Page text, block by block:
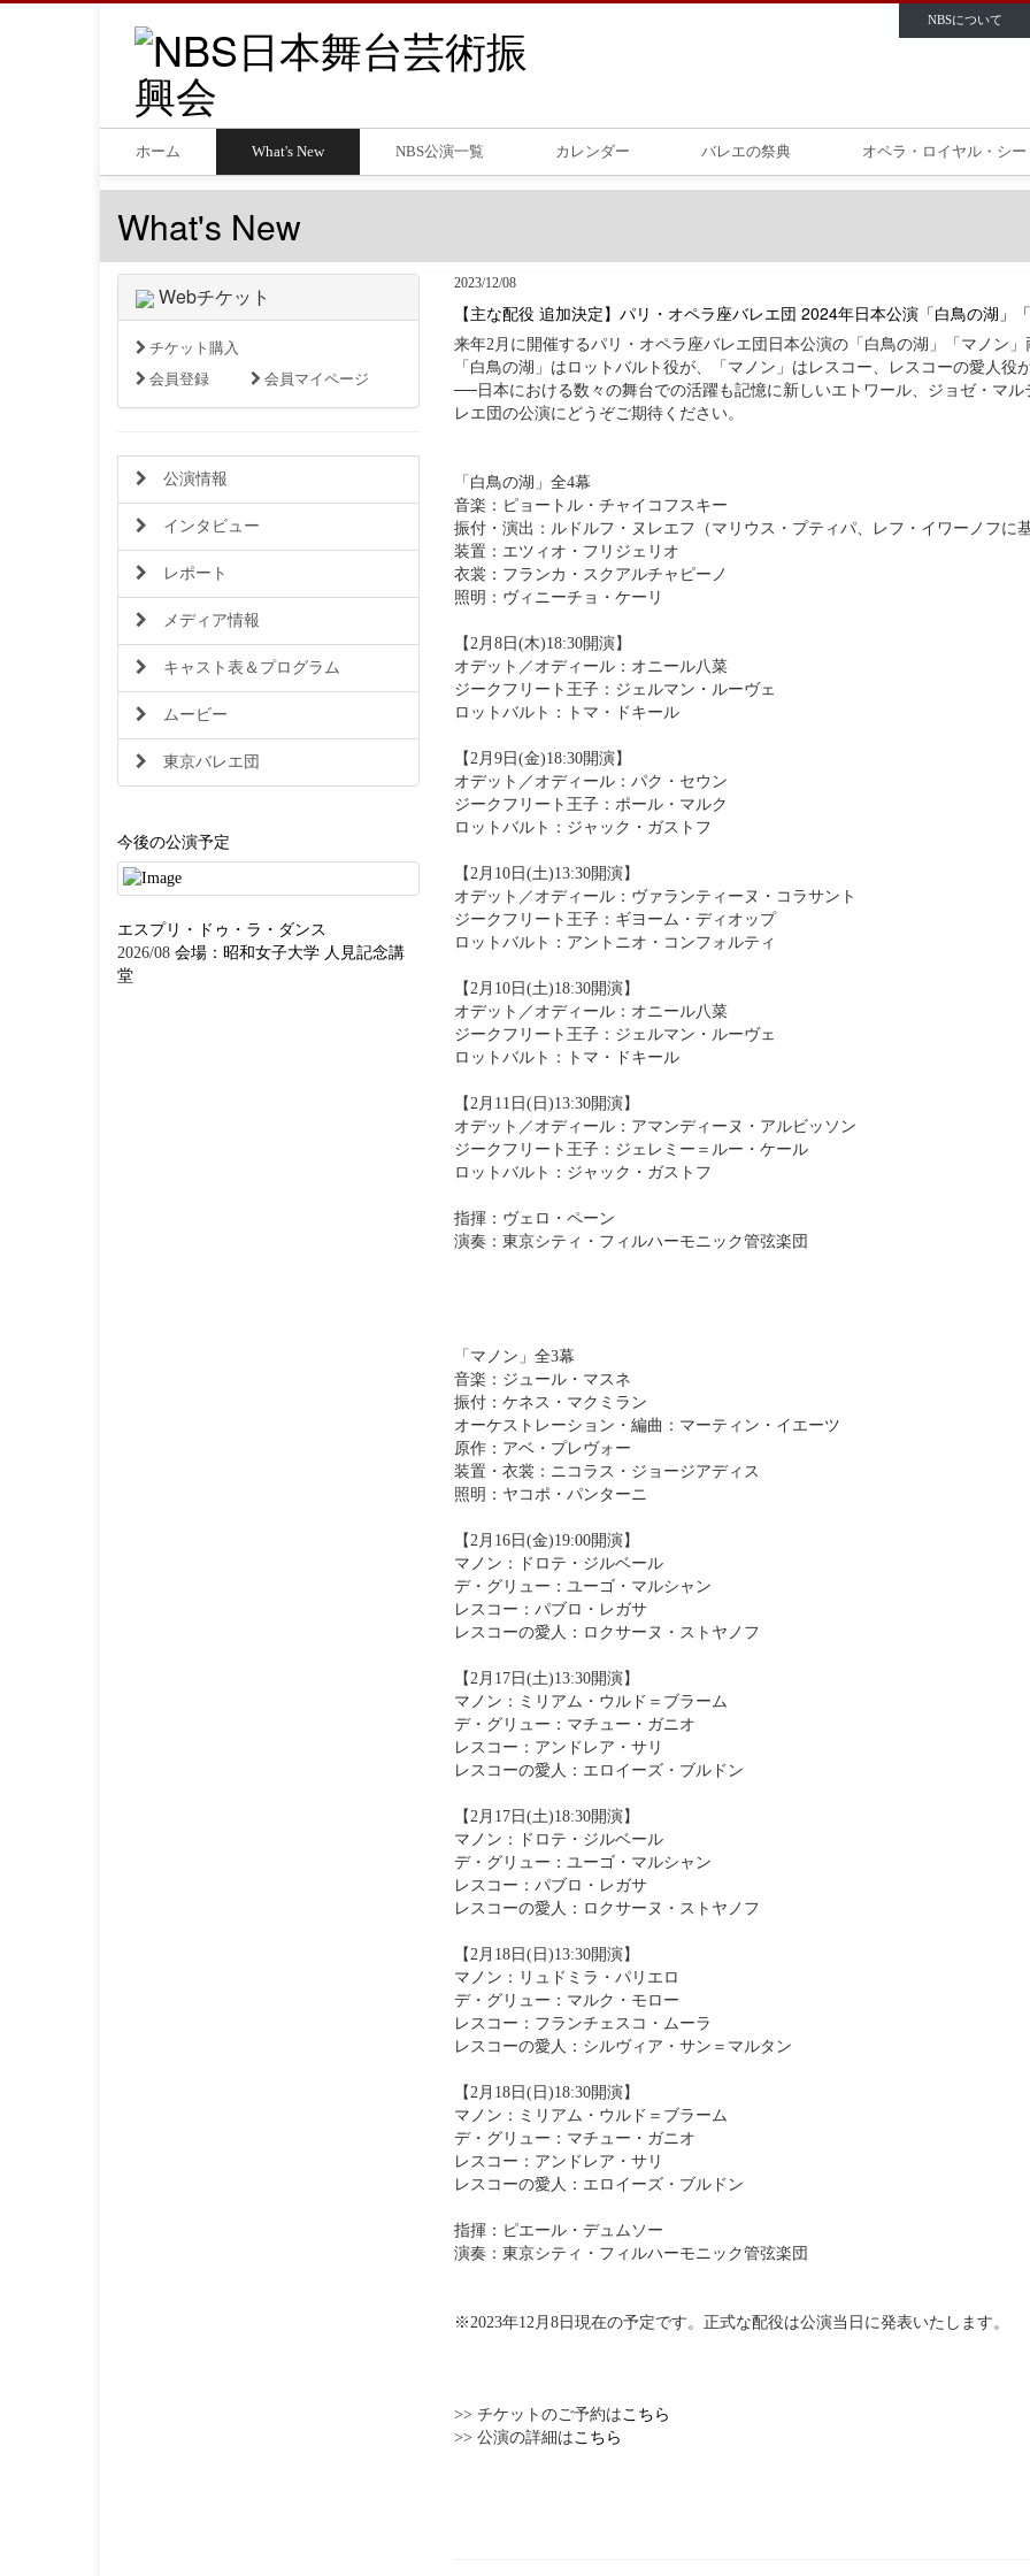
NBSについて
ホーム What's New NBS公演一覧 カレンダー バレエの祭典 オペラ・ロイヤル・シー
What's New
2023/12/08
【主な配役 追加決定】パリ・オペラ座バレエ団 2024年日本公演「白鳥の湖」
来年2月に開催するパリ・オペラ座バレエ団日本公演の「白鳥の湖」「マノン
「白鳥の湖」はロットバルト役が、「マノン」はレスコー、レスコーの愛人
──日本における数々の舞台での活躍も記憶に新しいエトワール、ジョゼ・マ
レエ団の公演にどうぞご期待ください。
「白鳥の湖」全4幕
音楽：ピョートル・チャイコフスキー
振付・演出：ルドルフ・ヌレエフ（マリウス・プティパ、レフ・イワーノフに
装置：エツィオ・フリジェリオ
衣裳：フランカ・スクアルチャピーノ
照明：ヴィニーチョ・ケーリ
【2月8日(木)18:30開演】
オデット／オディール：オニール八菜
ジークフリート王子：ジェルマン・ルーヴェ
ロットバルト：トマ・ドキール
【2月9日(金)18:30開演】
オデット／オディール：パク・セウン
ジークフリート王子：ポール・マルク
ロットバルト：ジャック・ガストフ
【2月10日(土)13:30開演】
オデット／オディール：ヴァランティーヌ・コラサント
ジークフリート王子：ギヨーム・ディオップ
ロットバルト：アントニオ・コンフォルティ
【2月10日(土)18:30開演】
オデット／オディール：オニール八菜
ジークフリート王子：ジェルマン・ルーヴェ
ロットバルト：トマ・ドキール
【2月11日(日)13:30開演】
オデット／オディール：アマンディーヌ・アルビッソン
ジークフリート王子：ジェレミー＝ルー・ケール
ロットバルト：ジャック・ガストフ
指揮：ヴェロ・ペーン
演奏：東京シティ・フィルハーモニック管弦楽団
「マノン」全3幕
音楽：ジュール・マスネ
振付：ケネス・マクミラン
オーケストレーション・編曲：マーティン・イエーツ
原作：アベ・プレヴォー
装置・衣裳：ニコラス・ジョージアディス
照明：ヤコポ・パンターニ
【2月16日(金)19:00開演】
マノン：ドロテ・ジルベール
デ・グリュー：ユーゴ・マルシャン
レスコー：パブロ・レガサ
レスコーの愛人：ロクサーヌ・ストヤノフ
【2月17日(土)13:30開演】
マノン：ミリアム・ウルド＝ブラーム
デ・グリュー：マチュー・ガニオ
レスコー：アンドレア・サリ
レスコーの愛人：エロイーズ・ブルドン
【2月17日(土)18:30開演】
マノン：ドロテ・ジルベール
デ・グリュー：ユーゴ・マルシャン
レスコー：パブロ・レガサ
レスコーの愛人：ロクサーヌ・ストヤノフ
【2月18日(日)13:30開演】
マノン：リュドミラ・パリエロ
デ・グリュー：マルク・モロー
レスコー：フランチェスコ・ムーラ
レスコーの愛人：シルヴィア・サン＝マルタン
【2月18日(日)18:30開演】
マノン：ミリアム・ウルド＝ブラーム
デ・グリュー：マチュー・ガニオ
レスコー：アンドレア・サリ
レスコーの愛人：エロイーズ・ブルドン
指揮：ピエール・デュムソー
演奏：東京シティ・フィルハーモニック管弦楽団
※2023年12月8日現在の予定です。正式な配役は公演当日に発表いたします。
>> チケットのご予約はこちら
>> 公演の詳細はこちら
Webチケット
チケット購入
会員登録
会員マイページ
公演情報
インタビュー
レポート
メディア情報
キャスト表＆プログラム
ムービー
東京バレエ団
今後の公演予定
エスプリ・ドゥ・ラ・ダンス
2026/08 会場：昭和女子大学 人見記念講
堂